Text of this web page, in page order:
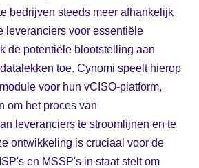
bedrijven steeds meer afhankelijk
leveranciers voor essentiële
de potentiële blootstelling aan
toe. Cynomi speelt hierop
voor hun vCISO-platform,
om het proces van
leveranciers te stroomlijnen en te
ontwikkeling is cruciaal voor de
en MSSP's in staat stelt om